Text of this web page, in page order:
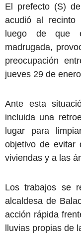
El prefecto (S)
acudió al recinto
luego de que
madrugada,
preocupación
jueves 29 de
Ante esta
incluida una
lugar para
objetivo de evitar
viviendas y a las
Los trabajos se
alcaldesa de
acción rápida
lluvias propias de